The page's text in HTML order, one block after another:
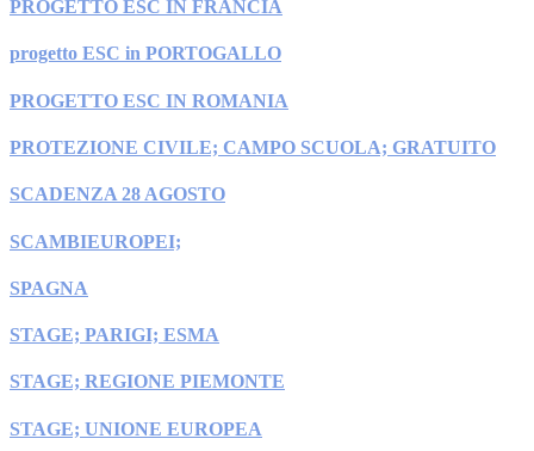
PROGETTO ESC IN FRANCIA
progetto ESC in PORTOGALLO
PROGETTO ESC IN ROMANIA
PROTEZIONE CIVILE; CAMPO SCUOLA; GRATUITO
SCADENZA 28 AGOSTO
SCAMBIEUROPEI;
SPAGNA
STAGE; PARIGI; ESMA
STAGE; REGIONE PIEMONTE
STAGE; UNIONE EUROPEA